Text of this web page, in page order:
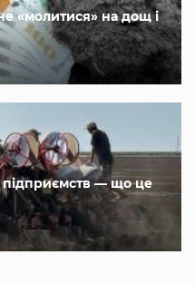
«молитися» на дощ і
підприємств — що це